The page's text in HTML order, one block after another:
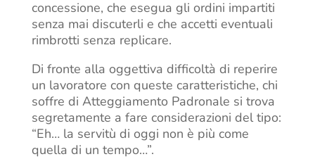
concessione, che esegua gli ordini impartiti
senza mai discuterli e che accetti eventuali
rimbrotti senza replicare.
Di fronte alla oggettiva difficoltà di reperire
un lavoratore con queste caratteristiche, chi
soffre di Atteggiamento Padronale si trova
segretamente a fare considerazioni del tipo:
“Eh… la servitù di oggi non è più come
quella di un tempo…”.